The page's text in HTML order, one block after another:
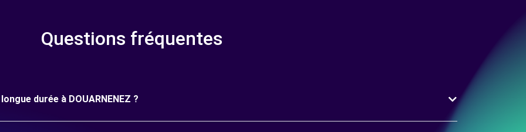
Questions fréquentes
durée à DOUARNENEZ ?